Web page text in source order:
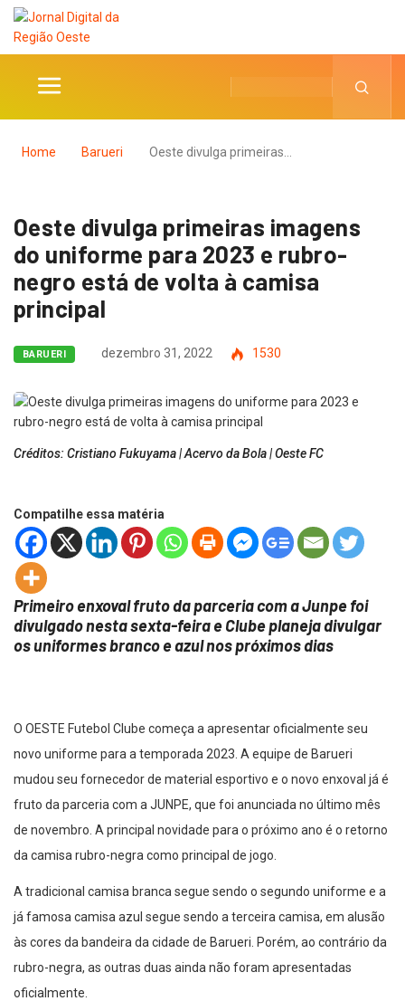
Home Barueri Oeste divulga primeiras…
Oeste divulga primeiras imagens
do uniforme para 2023 e rubro-
negro está de volta à camisa
principal
BARUERI dezembro 31, 2022 1530
Créditos: Cristiano Fukuyama | Acervo da Bola | Oeste FC
Compatilhe essa matéria
Primeiro enxoval fruto da parceria com a Junpe foi
divulgado nesta sexta-feira e Clube planeja divulgar
os uniformes branco e azul nos próximos dias
O OESTE Futebol Clube começa a apresentar oficialmente seu
novo uniforme para a temporada 2023. A equipe de Barueri
mudou seu fornecedor de material esportivo e o novo enxoval já é
fruto da parceria com a JUNPE, que foi anunciada no último mês
de novembro. A principal novidade para o próximo ano é o retorno
da camisa rubro-negra como principal de jogo.
A tradicional camisa branca segue sendo o segundo uniforme e a
já famosa camisa azul segue sendo a terceira camisa, em alusão
às cores da bandeira da cidade de Barueri. Porém, ao contrário da
rubro-negra, as outras duas ainda não foram apresentadas
oficialmente.